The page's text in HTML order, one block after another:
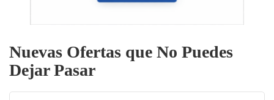
Nuevas Ofertas que No Puedes
Dejar Pasar